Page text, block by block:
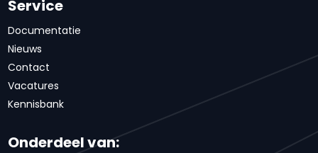
Service
Documentatie
Nieuws
Contact
Vacatures
Kennisbank
Onderdeel van: